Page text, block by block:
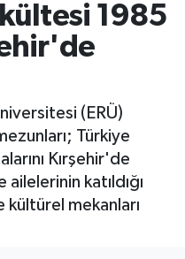
1985
(ERÜ)
Türkiye
Kırşehir'de
katıldığı
mekanları